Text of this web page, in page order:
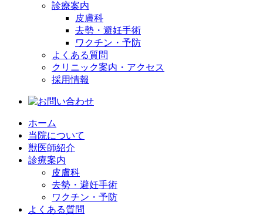
診療案内
皮膚科
去勢・避妊手術
ワクチン・予防
よくある質問
クリニック案内・アクセス
採用情報
ホーム
当院について
獣医師紹介
診療案内
皮膚科
去勢・避妊手術
ワクチン・予防
よくある質問